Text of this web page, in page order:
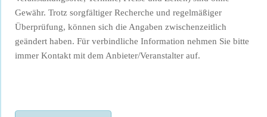
Gewähr. Trotz sorgfältiger Recherche und regelmäßiger
Überprüfung, können sich die Angaben zwischenzeitlich
geändert haben. Für verbindliche Information nehmen Sie bitte
immer Kontakt mit dem Anbieter/Veranstalter auf.